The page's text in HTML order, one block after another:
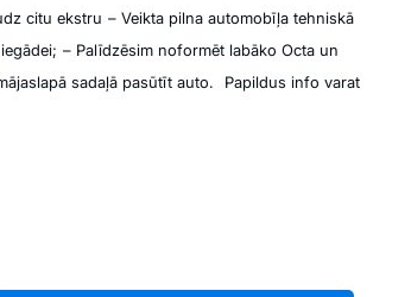
citu ekstru – Veikta pilna automobīļa tehniskā
– Palīdzēsim noformēt labāko Octa un
sadaļā pasūtīt auto.
Papildus info varat